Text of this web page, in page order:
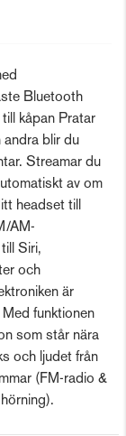
Bluetooth
kåpan Pratar
andra blir du
Streamar du
av om
headset till
AM-
Siri,
och
är
funktionen
som står nära
och ljudet från
(FM-radio &